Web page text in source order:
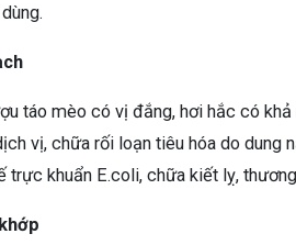
táo mèo có vị đắng, hơi hắc có
vị, chữa rối loạn tiêu hóa do dung
khuẩn E.coli, chữa kiết lỵ,